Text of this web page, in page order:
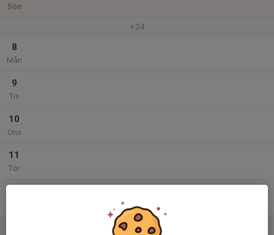
Sön
v.24
8
Mån
9
Tis
10
Ons
11
Tor